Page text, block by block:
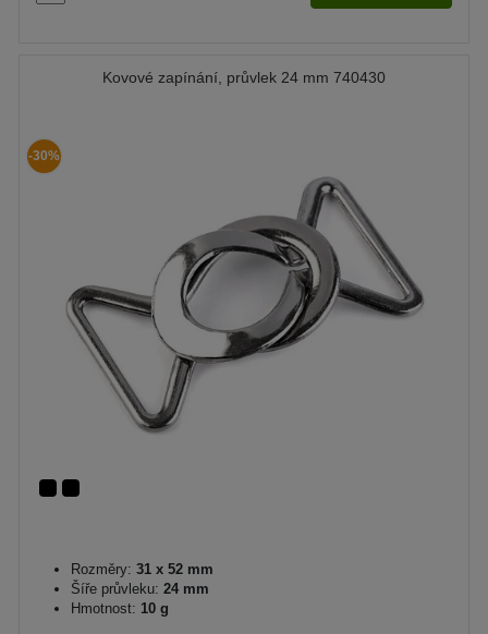
Kovové zapínání, průvlek 24 mm 740430
-30%
Rozměry: 31 x 52 mm
Šíře průvleku: 24 mm
Hmotnost: 10 g